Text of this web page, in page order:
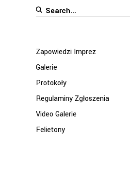
Search
Zapowiedzi Imprez
Galerie
Protokoły
Regulaminy Zgłoszenia
Video Galerie
Felietony